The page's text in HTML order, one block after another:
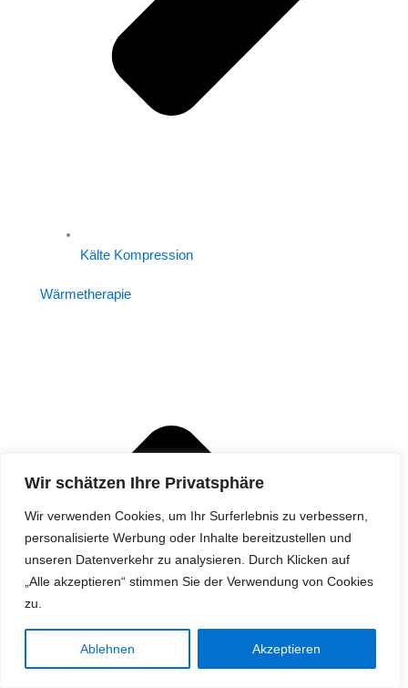
Wir schätzen Ihre Privatsphäre
Wir verwenden Cookies, um Ihr Surferlebnis zu verbessern,
personalisierte Werbung oder Inhalte bereitzustellen und
unseren Datenverkehr zu analysieren. Durch Klicken auf
„Alle akzeptieren“ stimmen Sie der Verwendung von Cookies
zu.
Ablehnen Akzeptieren
Kälte Kompression
Wärmetherapie